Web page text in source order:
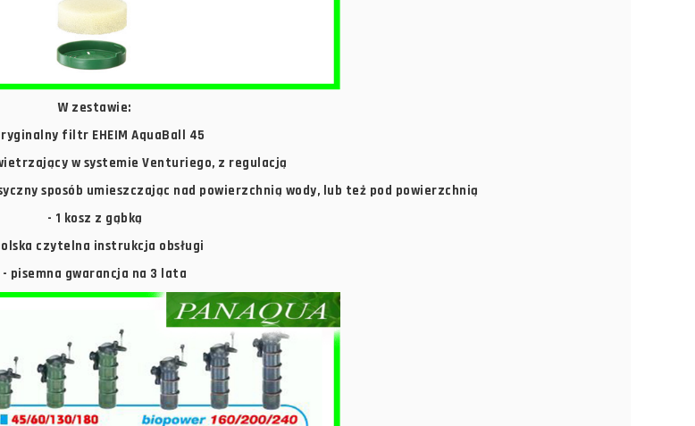
W zestawie:
filtr EHEIM AquaBall 45
w systemie Venturiego, z regulacją
sposób umieszczając nad powierzchnią wody, lub też pod powierzchnią
- 1 kosz z gąbką
czytelna instrukcja obsługi
- pisemna gwarancja na 3 lata